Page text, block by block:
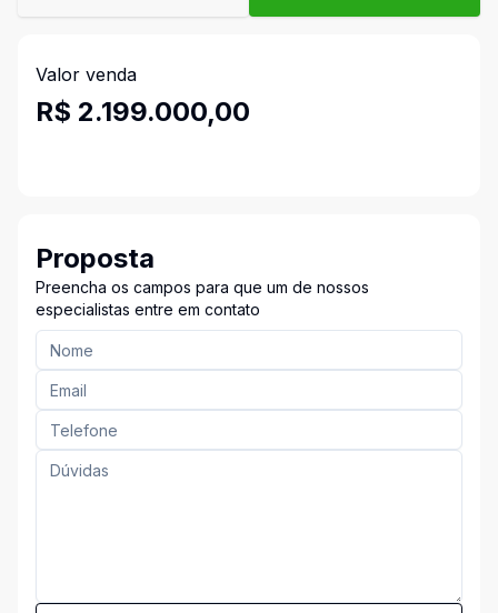
Valor venda
R$ 2.199.000,00
Proposta
Preencha os campos para que um de nossos
especialistas entre em contato